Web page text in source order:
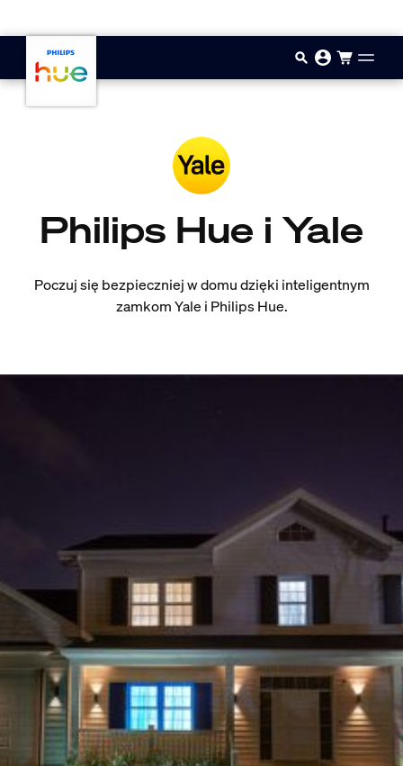
Philips Hue i Yale
Poczuj się bezpieczniej w domu dzięki inteligentnym
zamkom Yale i Philips Hue.